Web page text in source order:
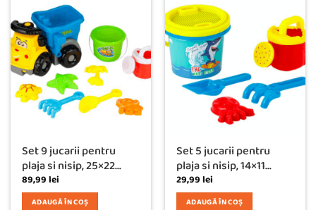
Set 9 jucarii pentru
plaja si nisip, 25×22...
89,99lei
ADAUGĂ ÎN COȘ
Set 5 jucarii pentru
plaja si nisip, 14×11...
29,99lei
ADAUGĂ ÎN COȘ